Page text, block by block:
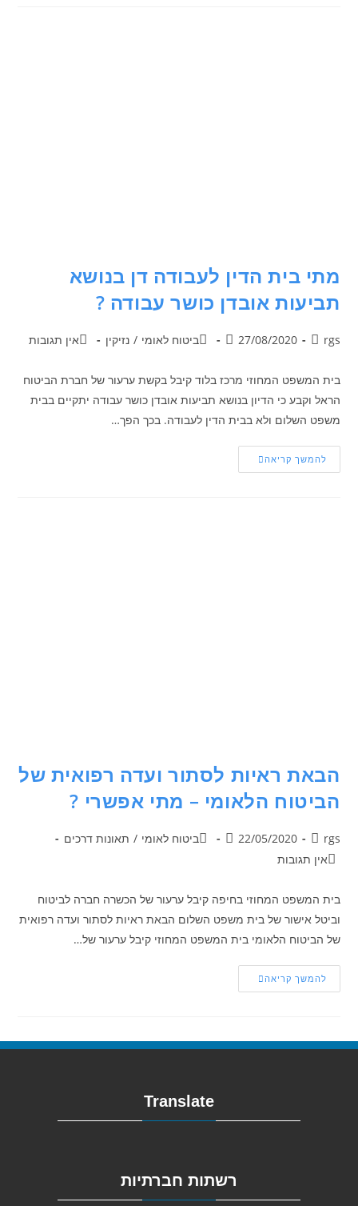
מתי בית הדין לעבודה דן בנושא
תביעות אובדן כושר עבודה ?
rgs
27/08/2020 ביטוח לאומי / נזיקין אין תגובות
בית המשפט המחוזי מרכז בלוד קיבל בקשת ערעור של חברת הביטוח
הראל וקבע כי הדיון בנושא תביעות אובדן כושר עבודה יתקיים בבית
משפט השלום ולא בבית הדין לעבודה. בכך הפך…
להמשך קריאה
הבאת ראיות לסתור ועדה רפואית של
הביטוח הלאומי – מתי אפשרי ?
rgs
22/05/2020 ביטוח לאומי / תאונות דרכים
אין תגובות
בית המשפט המחוזי בחיפה קיבל ערעור של הכשרה חברה לביטוח
וביטל אישור של בית משפט השלום הבאת ראיות לסתור ועדה רפואית
של הביטוח הלאומי בית המשפט המחוזי קיבל ערעור של…
להמשך קריאה
Translate
רשתות חברתיות